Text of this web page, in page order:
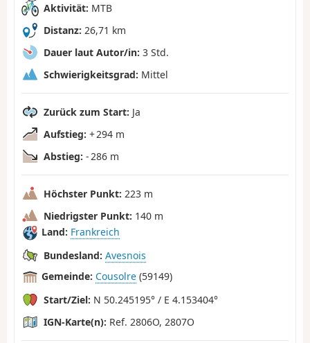
Aktivität: MTB
Distanz: 26,71 km
Dauer laut Autor/in: 3 Std.
Schwierigkeitsgrad: Mittel
Zurück zum Start: Ja
Aufstieg: + 294 m
Abstieg: - 286 m
Höchster Punkt: 223 m
Niedrigster Punkt: 140 m
Land: Frankreich
Bundesland: Avesnois
Gemeinde: Cousolre (59149)
Start/Ziel: N 50.245195° / E 4.153404°
IGN-Karte(n): Ref. 2806O, 2807O